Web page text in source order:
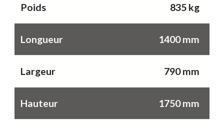
Poids 835 kg
Longueur 1400 mm
Largeur 790 mm
Hauteur 1750 mm